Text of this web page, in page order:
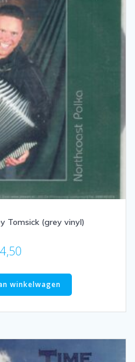
Tomsick (grey vinyl)
winkelwagen